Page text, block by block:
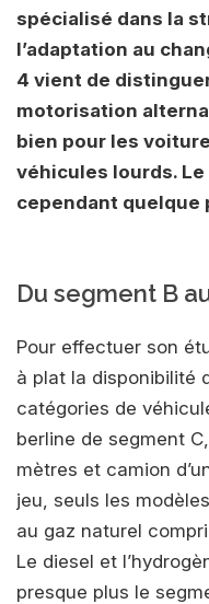
spécialisé dans la
l’adaptation au
4 vient de
motorisation
bien pour les
véhicules lourds.
cependant quelque
Du segment B
Pour effectuer son
à plat la disponibilité
catégories de
berline de segment
mètres et camion
jeu, seuls les
au gaz naturel
Le diesel et
presque plus le